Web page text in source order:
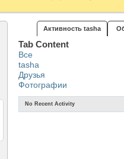
Активность tasha
Tab Content
Все
tasha
Друзья
Фотографии
No Recent Activity